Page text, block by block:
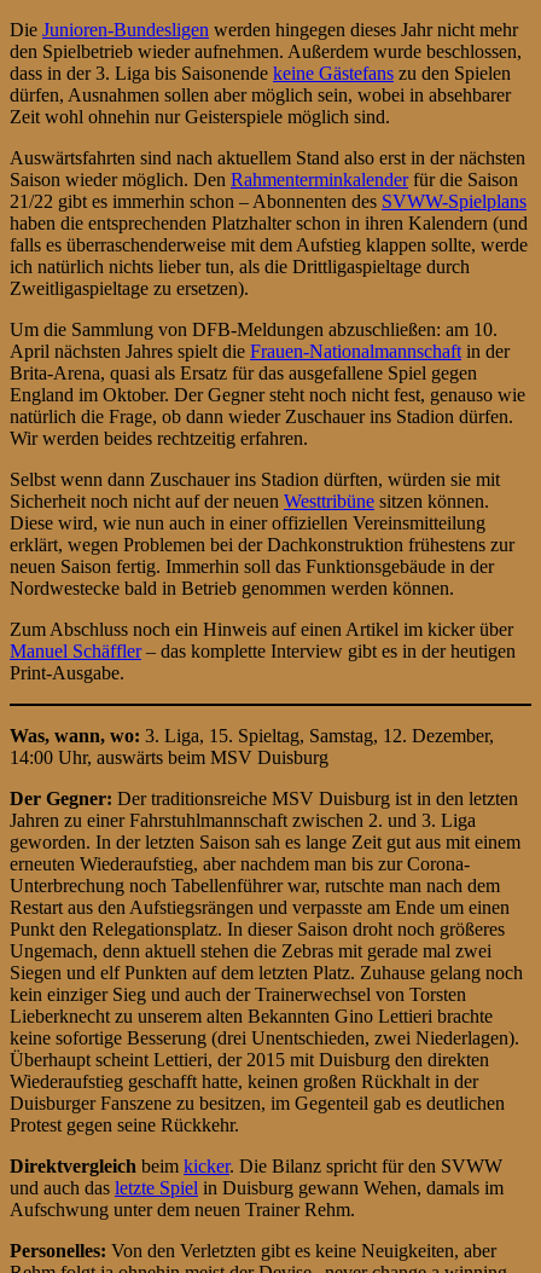
Die Junioren-Bundesligen werden hingegen dieses Jahr nicht mehr
den Spielbetrieb wieder aufnehmen. Außerdem wurde beschlossen,
dass in der 3. Liga bis Saisonende keine Gästefans zu den Spielen
dürfen, Ausnahmen sollen aber möglich sein, wobei in absehbarer
Zeit wohl ohnehin nur Geisterspiele möglich sind.
Auswärtsfahrten sind nach aktuellem Stand also erst in der nächsten
Saison wieder möglich. Den Rahmenterminkalenderfür die Saison
21/22 gibt es immerhin schon – Abonnenten des SVWW-Spielplans
haben die entsprechenden Platzhalter schon in ihren Kalendern (und
falls es überraschenderweise mit dem Aufstieg klappen sollte, werde
ich natürlich nichts lieber tun, als die Drittligaspieltage durch
Zweitligaspieltage zu ersetzen).
Um die Sammlung von DFB-Meldungen abzuschließen: am 10.
April nächsten Jahres spielt die Frauen-Nationalmannschaft in der
Brita-Arena, quasi als Ersatz für das ausgefallene Spiel gegen
England im Oktober. Der Gegner steht noch nicht fest, genauso wie
natürlich die Frage, ob dann wieder Zuschauer ins Stadion dürfen.
Wir werden beides rechtzeitig erfahren.
Selbst wenn dann Zuschauer ins Stadion dürften, würden sie mit
Sicherheit noch nicht auf der neuen Westtribüne sitzen können.
Diese wird, wie nun auch in einer offiziellen Vereinsmitteilung
erklärt, wegen Problemen bei der Dachkonstruktion frühestens zur
neuen Saison fertig. Immerhin soll das Funktionsgebäude in der
Nordwestecke bald in Betrieb genommen werden können.
Zum Abschluss noch ein Hinweis auf einen Artikel im kicker über
Manuel Schäffler– das komplette Interview gibt es in der heutigen
Print-Ausgabe.
Was, wann, wo: 3. Liga, 15. Spieltag, Samstag, 12. Dezember,
14:00 Uhr, auswärts beim MSV Duisburg
Der Gegner: Der traditionsreiche MSV Duisburg ist in den letzten
Jahren zu einer Fahrstuhlmannschaft zwischen 2. und 3. Liga
geworden. In der letzten Saison sah es lange Zeit gut aus mit einem
erneuten Wiederaufstieg, aber nachdem man bis zur Corona-
Unterbrechung noch Tabellenführer war, rutschte man nach dem
Restart aus den Aufstiegsrängen und verpasste am Ende um einen
Punkt den Relegationsplatz. In dieser Saison droht noch größeres
Ungemach, denn aktuell stehen die Zebras mit gerade mal zwei
Siegen und elf Punkten auf dem letzten Platz. Zuhause gelang noch
kein einziger Sieg und auch der Trainerwechsel von Torsten
Lieberknecht zu unserem alten Bekannten Gino Lettieri brachte
keine sofortige Besserung (drei Unentschieden, zwei Niederlagen).
Überhaupt scheint Lettieri, der 2015 mit Duisburg den direkten
Wiederaufstieg geschafft hatte, keinen großen Rückhalt in der
Duisburger Fanszene zu besitzen, im Gegenteil gab es deutlichen
Protest gegen seine Rückkehr.
Direktvergleich beim kicker. Die Bilanz spricht für den SVWW
und auch das letzte Spiel in Duisburg gewann Wehen, damals im
Aufschwung unter dem neuen Trainer Rehm.
Personelles: Von den Verletzten gibt es keine Neuigkeiten, aber